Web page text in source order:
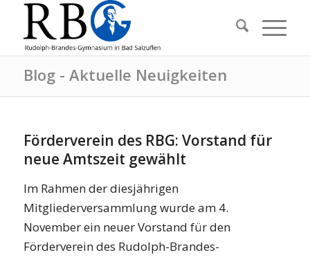
Blog - Aktuelle Neuigkeiten
Förderverein des RBG: Vorstand für
neue Amtszeit gewählt
Im Rahmen der diesjährigen
Mitgliederversammlung wurde am 4.
November ein neuer Vorstand für den
Förderverein des Rudolph-Brandes-